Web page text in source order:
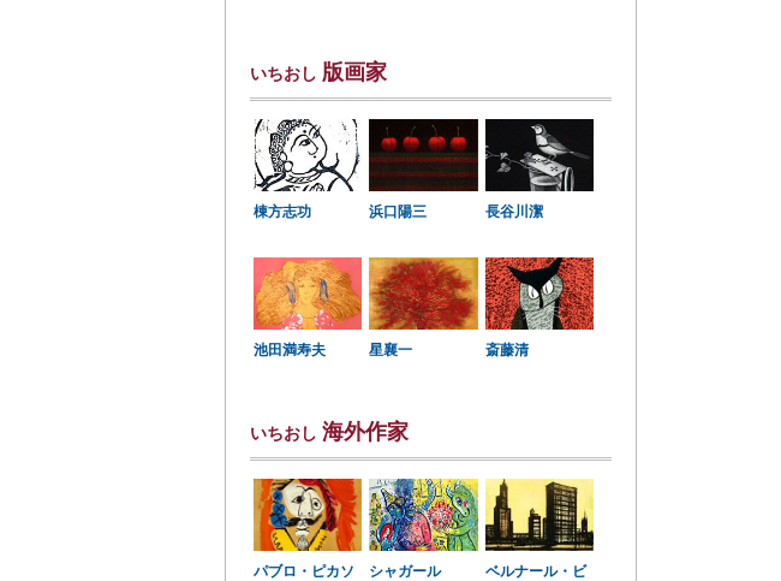
いちおし 版画家
棟方志功 浜口陽三 長谷川潔
池田満寿夫 星襄一 斎藤清
いちおし 海外作家
パブロ・ピカソ シャガール
ベルナール・ビ